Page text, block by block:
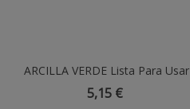
Añadir Al Carrito
ARCILLA VERDE Lista Para Usar
5,15 €